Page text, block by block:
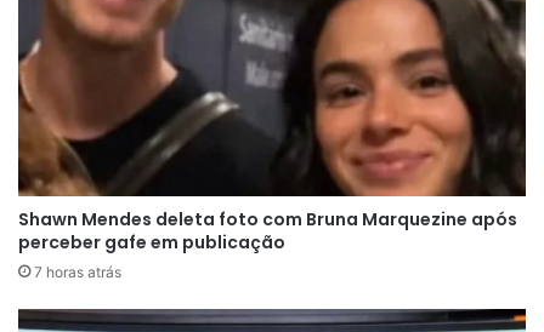
Shawn Mendes deleta foto com Bruna Marquezine após
perceber gafe em publicação
7 horas atrás